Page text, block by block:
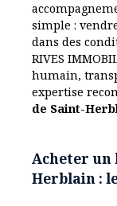
simple :
dans des
RIVES
humain,
expertise
de Saint-
Acheter un
Herblain :